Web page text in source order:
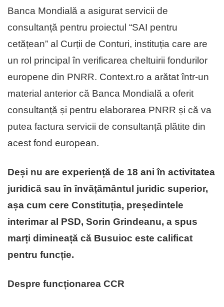
Banca Mondială a asigurat servicii de
consultanță pentru proiectul “SAI pentru
cetățean” al Curții de Conturi, instituția care are
un rol principal în verificarea cheltuirii fondurilor
europene din PNRR. Context.ro a arătat într-un
material anterior că Banca Mondială a oferit
consultanță și pentru elaborarea PNRR și că va
putea factura servicii de consultanță plătite din
acest fond european.
Deși nu are experiență de 18 ani în activitatea
juridică sau în învățământul juridic superior,
așa cum cere Constituția, președintele
interimar al PSD, Sorin Grindeanu, a spus
marți dimineață că Busuioc este calificat
pentru funcție.
Despre funcționarea CCR